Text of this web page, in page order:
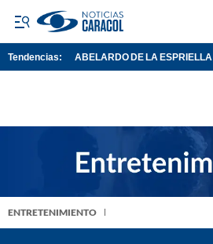
Tendencias: ABELARDO DE LA ESPRIELLA
ENTRETENIMIENTO